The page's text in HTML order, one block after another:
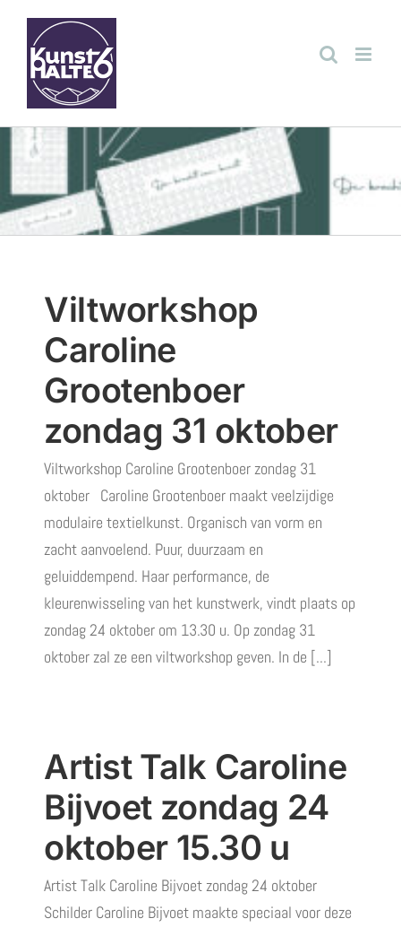
inhoud
Viltworkshop
Caroline
Grootenboer
zondag 31 oktober
Viltworkshop Caroline Grootenboer zondag 31
oktober Caroline Grootenboer maakt veelzijdige
modulaire textielkunst. Organisch van vorm en
zacht aanvoelend. Puur, duurzaam en
geluiddempend. Haar performance, de
kleurenwisseling van het kunstwerk, vindt plaats op
zondag 24 oktober om 13.30 u. Op zondag 31
oktober zal ze een viltworkshop geven. In de [...]
Artist Talk Caroline
Bijvoet zondag 24
oktober 15.30 u
Artist Talk Caroline Bijvoet zondag 24 oktober
Schilder Caroline Bijvoet maakte speciaal voor deze